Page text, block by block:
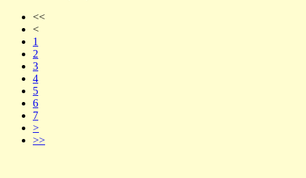
<<
<
1
2
3
4
5
6
7
>
>>